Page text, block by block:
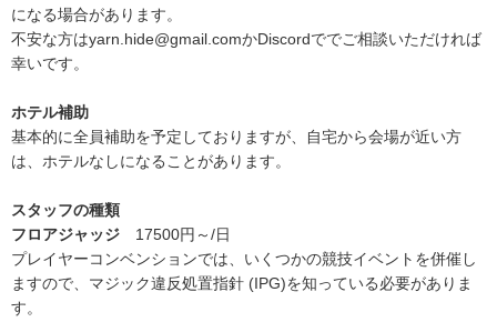
になる場合があります。
不安な方はyarn.hide@gmail.comかDiscordででご相談いただければ
幸いです。
ホテル補助
基本的に全員補助を予定しておりますが、自宅から会場が近い方
は、ホテルなしになることがあります。
スタッフの種類
フロアジャッジ 17500円～/日
プレイヤーコンベンションでは、いくつかの競技イベントを併催し
ますので、マジック違反処置指針 (IPG)を知っている必要がありま
す。